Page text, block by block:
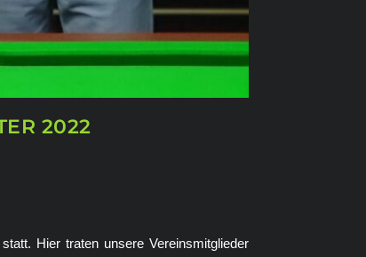
2022
Hier traten unsere Vereinsmitglieder